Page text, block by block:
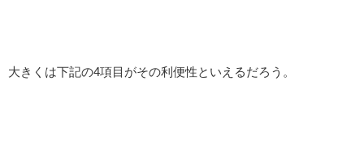
大きくは下記の4項目がその利便性といえるだろう。